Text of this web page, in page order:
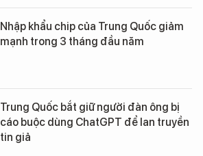
Nhập khẩu chip của Trung Quốc giảm
mạnh trong 3 tháng đầu năm
Trung Quốc bắt giữ người đàn ông bị
cáo buộc dùng ChatGPT để lan truyền
tin giả